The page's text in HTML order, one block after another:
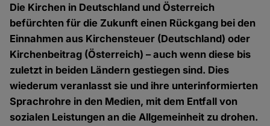
Die Kirchen in Deutschland und Österreich
befürchten für die Zukunft einen Rückgang bei den
Einnahmen aus Kirchensteuer (Deutschland) oder
Kirchenbeitrag (Österreich) – auch wenn diese bis
zuletzt in beiden Ländern gestiegen sind. Dies
wiederum veranlasst sie und ihre unterinformierten
Sprachrohre in den Medien, mit dem Entfall von
sozialen Leistungen an die Allgemeinheit zu drohen.